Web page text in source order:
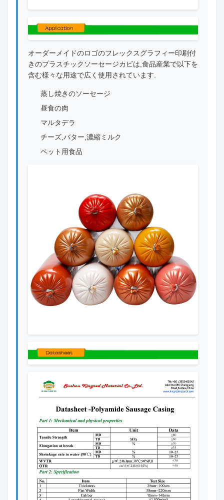
オーダーメイドのロゴのフレックスグラフィー印刷付
きのプラスチックソーセージカビは,食品産業で以下を
含む様々な用途で広く使用されています.
蒸し焼きのソーセージ
昼食の肉
マルタデラ
チーズ,バター,濃縮ミルク
ペット用食品